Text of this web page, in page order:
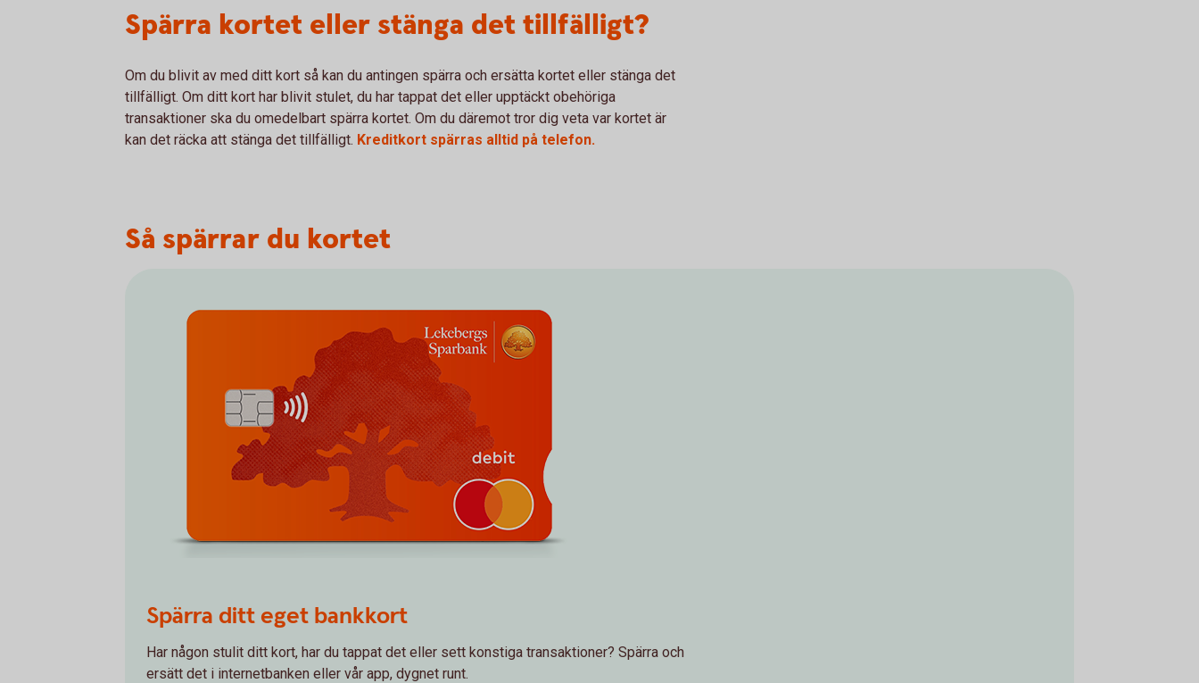
Spärra kortet eller stänga det tillfälligt?
Om du blivit av med ditt kort så kan du antingen spärra och ersätta kortet eller stänga det
tillfälligt. Om ditt kort har blivit stulet, du har tappat det eller upptäckt obehöriga
transaktioner ska du omedelbart spärra kortet. Om du däremot tror dig veta var kortet är
kan det räcka att stänga det tillfälligt. Kreditkort spärras alltid på telefon.
Så spärrar du kortet
Spärra ditt eget bankkort
Har någon stulit ditt kort, har du tappat det eller sett konstiga transaktioner? Spärra och
ersätt det i internetbanken eller vår app, dygnet runt.